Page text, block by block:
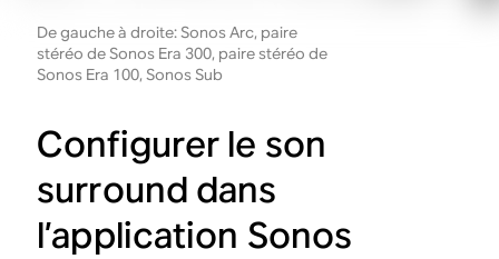
De gauche à droite: Sonos Arc, paire
stéréo de Sonos Era 300, paire stéréo de
Sonos Era 100, Sonos Sub
Configurer le son
surround dans
l’application Sonos